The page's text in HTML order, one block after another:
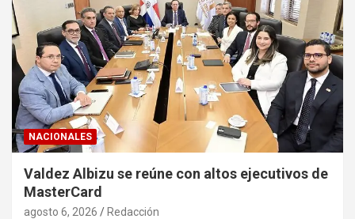
NACIONALES
Valdez Albizu se reúne con altos ejecutivos de
MasterCard
agosto 6, 2026 Redacción